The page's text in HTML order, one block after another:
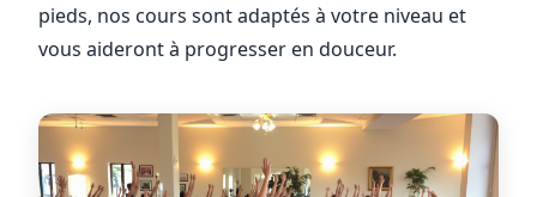
pieds, nos cours sont adaptés à votre niveau et
vous aideront à progresser en douceur.